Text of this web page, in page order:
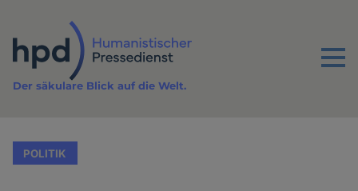
Inhalt
Menu
Der säkulare Blick auf die Welt.
POLITIK